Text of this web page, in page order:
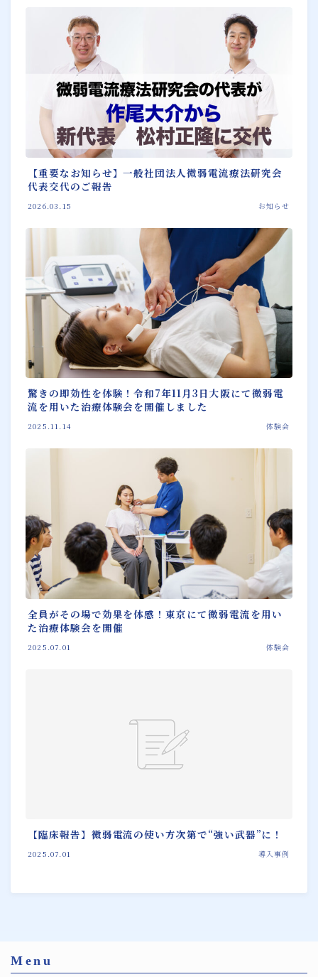
【重要なお知らせ】一般社団法人微弱電流療法研究会
代表交代のご報告
2026.03.15 お知らせ
驚きの即効性を体験！令和7年11月3日大阪にて微弱電
流を用いた治療体験会を開催しました
2025.11.14 体験会
全員がその場で効果を体感！東京にて微弱電流を用い
た治療体験会を開催
2025.07.01 体験会
【臨床報告】微弱電流の使い方次第で“強い武器”に！
2025.07.01 導入事例
Menu